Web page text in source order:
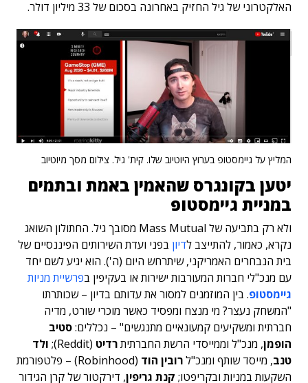
האלקטרוני של גיל החזיק באחרונה בסכום של 33 מיליון דולר.
המליץ על גיימסטופ בערוץ היוטיוב שלו. קית' גיל. צילום מסך מיוטיוב
יטען בקונגרס שהאמין באמת ובתמים
במניית גיימסטופ
ולא רק בתביעה של Mass Mutual מסובך גיל. החתולון השואג
נקרא, כאמור, להתייצב לדיון בפני ועדת השירותים הפיננסיים של
בית הנבחרים האמריקני, שיתרחש היום (ה'). הוא יגיע לשם יחד
עם מנכ"לי חברות המעורבות ישירות או בעקיפין בפרשיית מניות
גיימסטופ. בין המוזמנים למסור את עדותם בדיון – שכותרתו
"המשחק נעצר? מי מנצח ומפסיד כאשר מוכרי שורט, מדיה
חברתית ומשקיעים קמעונאיים מתנגשים" – נכללים:סטיב
הופמן, מנכ"ל וממייסדי הרשת החברתיתרדיט (Reddit);
ולד
טנב, מייסד שותף ומנכ"לרובין הוד
(Robinhood) – פלטפורמת
השקעות במניות ובקריפטו; קנת גריפין, דירקטור של קרן הגידור